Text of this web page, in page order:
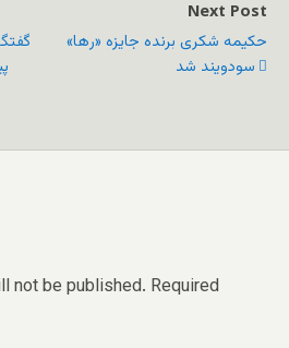
Next Post
حکیمه شکری برنده جایزه «ر‌ها»
سودویند شد
not be published. Required